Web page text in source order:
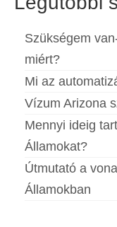
Szükségem
miért?
Mi az
Vízum Arizona
Mennyi ideig
Államokat?
Útmutató a
Államokban